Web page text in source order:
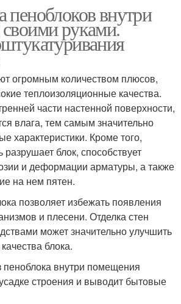
внутри
руками.
огромным количеством плюсов,
теплоизоляционные качества.
части настенной поверхности,
влага, тем самым значительно
характеристики. Кроме того,
блок, способствует
и деформации арматуры, а также
на нем пятен.
позволяет избежать появления
и плесени. Отделка стен
может значительно улучшить
блока.
пеноблока внутри помещения
строения и выводит бытовые